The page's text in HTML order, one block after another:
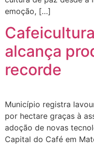
emoção, […]
alcança
recorde
Município registra
por hectare graças à
adoção de novas
Capital do Café em